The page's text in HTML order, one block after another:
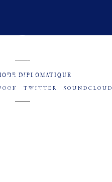
DIPLOMATIQUE
TWITTER SOUNDCLOUD